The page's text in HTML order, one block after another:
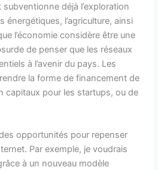
subventionne déjà l’exploration
énergétiques, l’agriculture, ainsi
l’économie considère être une
de penser que les réseaux
à l’avenir du pays. Les
la forme de financement de
capitaux pour les startups, ou de
opportunités pour repenser
Par exemple, je voudrais
à un nouveau modèle